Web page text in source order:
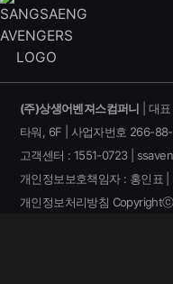
(주)상생어벤져스컴퍼니 | 대
타워, 6F | 사업자번호 266-
고객센터 : 1551-0723 |
개인정보보호책임자 : 홍인표
개인정보처리방침